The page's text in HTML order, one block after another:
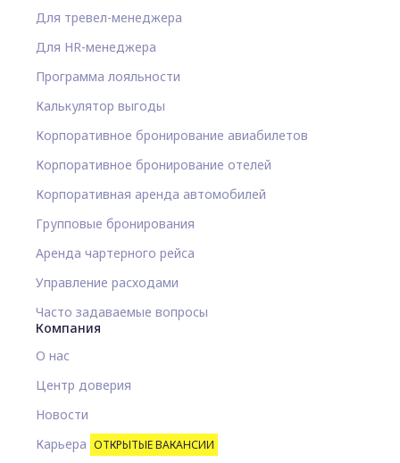
Для тревел-менеджера
Для HR-менеджера
Программа лояльности
Калькулятор выгоды
Корпоративное бронирование авиабилетов
Корпоративное бронирование отелей
Корпоративная аренда автомобилей
Групповые бронирования
Аренда чартерного рейса
Управление расходами
Часто задаваемые вопросы
Компания
О нас
Центр доверия
Новости
Карьера ОТКРЫТЫЕ ВАКАНСИИ